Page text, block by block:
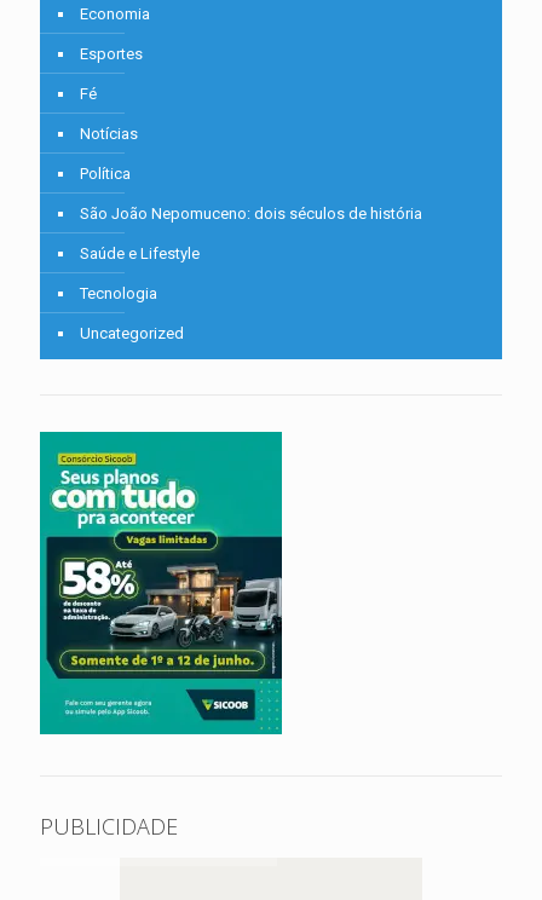
Economia
Esportes
Fé
Notícias
Política
São João Nepomuceno: dois séculos de história
Saúde e Lifestyle
Tecnologia
Uncategorized
PUBLICIDADE